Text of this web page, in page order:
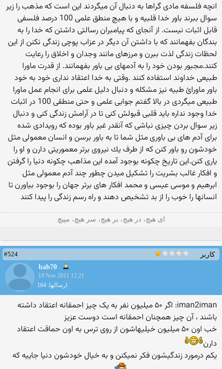
انچه فلسفه مادی گراها به دنبال آن میگردند این است كه مذهب را زیر
سوال ببرند باور خدا قلبیه و با هیچ منطق علمی 100 درصد فلسفی
قابل اثبات نیست. از آنجای كه پیامبران رسالتی داشتن كه خدا را به
بندگان بفهمانند كه با داشتن آن دیگر در عزاب پوچی زندگی نكنن از این
لحظات زندگی لذت ببرن و مرزهای مانند وجدان و اخلاق را رعایت
كنند.مجبور بودن خود را به آدمهای بی باور بفهمانند. از قدرت ماورا
طبیعی خداوند استفاده كنند .وقتی به خدا اعتقاد نداری خود به خود
باور ماورائ طبیه نیز مشكله و دنبال دلیل علمی برای انجام عمل ماورا
طبیعی میگردی در بالا گفتم جوابی علمی و حتی منطقی 100 در اثبات
خدا وجود نداره باید قلبی قبولش كنی تا در آرامش زندگی كنی و دنبال
زیر سوال بردن چیزی نباشی كه آنقدر غیر باور بوده كه رویدادی شده
برای آدم های بی باوری مثل شما تا به باور برسن و انسان معمولی مثل
خودشون رو باور كنن كه از طرف یك نیروی برتر معموریتی دارن و او را
یاری كنن.این تاریخ چكونه بوجود آمده این مذاهب چكونه دنیا را گرفتن
و افكار غالب بشریت را تشكیل میدن چطور چند آدم معمولی مثل
ابرهیم و موسی عیسی و محمد افكار های برتر جهان را بوجود بیاورن تا
انسانها را خوب را از بد تشخیص دهند و راه رسم زندگی را پیدا كنند
ای هیچ، در هیچ، بر هیچ، سر هیچ، مپیچ
کاربر
#524
bab70
19 Nov 2011 12:21
ارسالها: 164
iman2iman: اگر ۵۰ میلیون نفر به یک چیز احمقانه اعتقاد داشته
باشند ، آن چیز همچنان احمقانه است دوست عزیز
خب اون ۵۰ میلیون خیلیهاشون از روی ترس به اون حماقت اعتقاد
دارن
یکم درمورد زندگیشون فکر نمیکنن و به خیال خودشون دنیا جاییه که